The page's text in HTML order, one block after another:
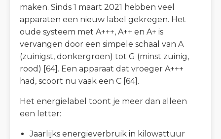
maken. Sinds 1 maart 2021 hebben veel
apparaten een nieuw label gekregen. Het
oude systeem met A+++, A++ en A+ is
vervangen door een simpele schaal van A
(zuinigst, donkergroen) tot G (minst zuinig,
rood) [64]. Een apparaat dat vroeger A+++
had, scoort nu vaak een C [64].
Het energielabel toont je meer dan alleen
een letter:
Jaarlijks energieverbruik in kilowattuur